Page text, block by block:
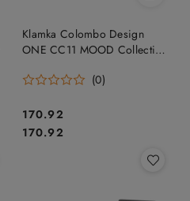
Klamka Colombo Design
ONE CC11 MOOD Collection,
(0)
Cena:
170.92
Cena:
170.92